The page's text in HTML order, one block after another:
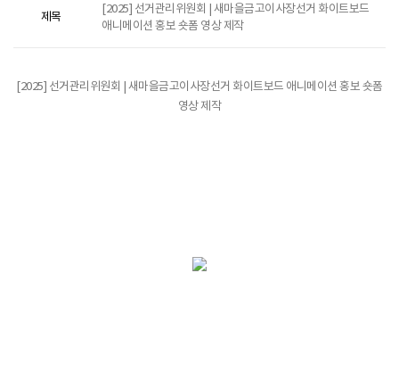
제목
[2025] 선거관리위원회 | 새마을금고이사장선거 화이트보드
애니메이션 홍보 숏폼 영상 제작
[2025] 선거관리위원회 | 새마을금고이사장선거 화이트보드 애니메이션 홍보 숏폼
영상 제작